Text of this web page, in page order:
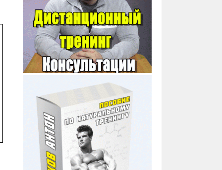
ПЕРВЫЙ КУРС. ПРОТОКОЛ.
ПКТ ПОСЛЕ ДЛИННОГО
КУРСА